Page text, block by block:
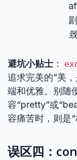
避坑小贴士 ：
追求完美的”美
端和优雅。别随
容“pretty”或
容痛苦时，则是“
误区四：